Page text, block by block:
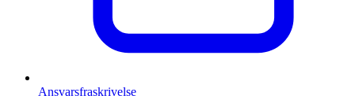
Ansvarsfraskrivelse